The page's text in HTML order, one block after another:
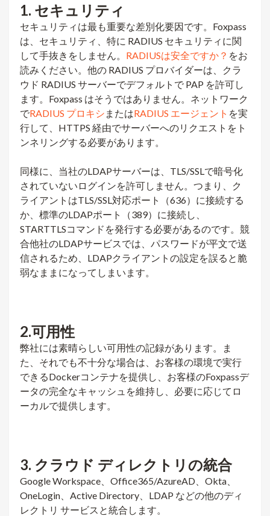
1. セキュリティ
セキュリティは最も重要な差別化要因です。Foxpass
は、セキュリティ、特に RADIUS セキュリティに関
して手抜きをしません。 RADIUSは安全ですか？ をお
読みください。他の RADIUS プロバイダーは、クラ
ウド RADIUS サーバーでデフォルトで PAP を許可し
ます。Foxpass はそうではありません。ネットワーク
でRADIUS プロキシ またはRADIUS エージェント を実
行して、HTTPS 経由でサーバーへのリクエストをト
ンネリングする必要があります。
同様に、当社のLDAPサーバーは、TLS/SSLで暗号化
されていないログインを許可しません。つまり、ク
ライアントはTLS/SSL対応ポート（636）に接続する
か、標準のLDAPポート（389）に接続し、
STARTTLSコマンドを発行する必要があるのです。競
合他社のLDAPサービスでは、パスワードが平文で送
信されるため、LDAPクライアントの設定を誤ると脆
弱なままになってしまいます。
2.可用性
弊社には素晴らしい可用性の記録があります。ま
た、それでも不十分な場合は、お客様の環境で実行
できるDockerコンテナを提供し、お客様のFoxpassデ
ータの完全なキャッシュを維持し、必要に応じてロ
ーカルで提供します。
3. クラウド ディレクトリの統合
Google Workspace、Office365/AzureAD、Okta、
OneLogin、Active Directory、LDAP などの他のディ
レクトリ サービスと統合します。